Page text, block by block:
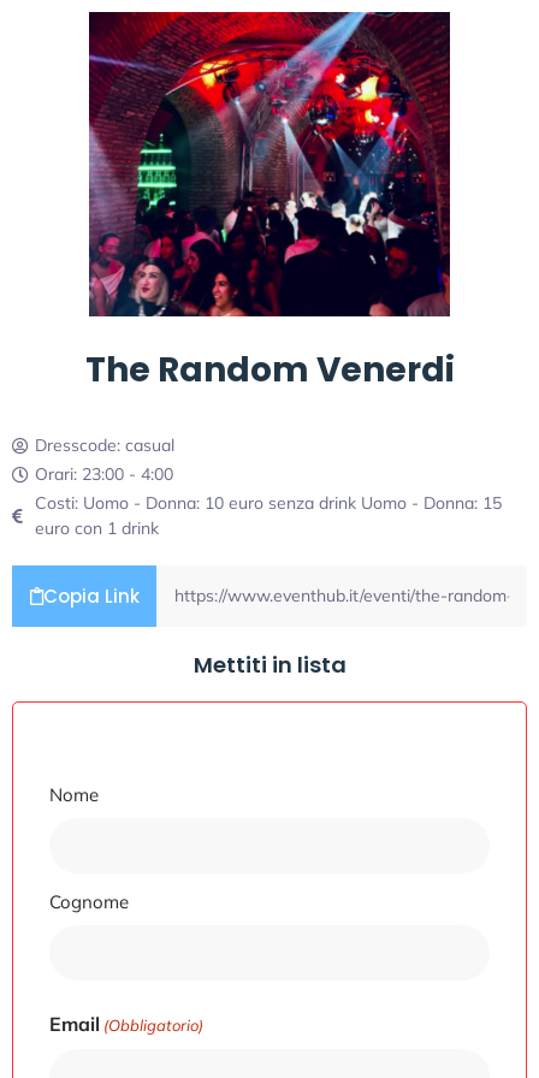
The Random Venerdi
Dresscode: casual
Orari: 23:00 - 4:00
Costi: Uomo - Donna: 10 euro senza drink Uomo - Donna: 15
euro con 1 drink
Copia Link
Mettiti in lista
Nome
Nome
Cognome
Email (Obbligatorio)